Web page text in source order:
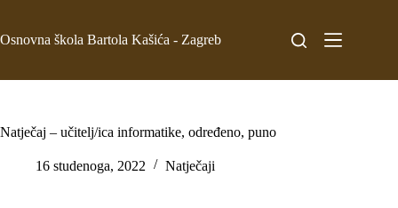
Osnovna škola Bartola Kašića - Zagreb
Natječaj – učitelj/ica informatike, određeno, puno
16 studenoga, 2022 Natječaji